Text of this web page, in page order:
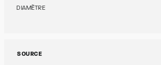
DIAMÈTRE
SOURCE